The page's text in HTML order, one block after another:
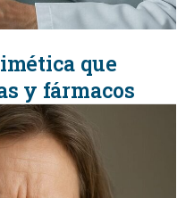
que
y fármacos